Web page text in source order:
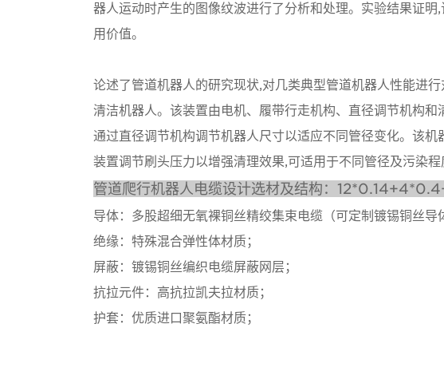
器人运动时产生的图像纹波进行了分析和处理。实验结果证
用价值。
论述了管道机器人的研究现状,对几类典型管道机器人性能进
清洁机器人。该装置由电机、履带行走机构、直径调节机构
通过直径调节机构调节机器人尺寸以适应不同管径变化。该
装置调节刷头压力以增强清理效果,可适用于不同管径及污染程
管道爬行机器人电缆设计选材及结构：
导体：多股超细无氧裸铜丝精绞集束电缆（可定制镀锡铜丝导
绝缘：特殊混合弹性体材质；
屏蔽：镀锡铜丝编织电缆屏蔽网层；
抗拉元件：高抗拉凯夫拉材质；
护套：优质进口聚氨酯材质；